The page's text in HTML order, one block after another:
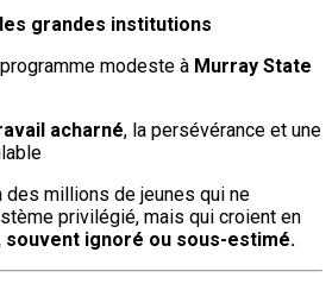
grandes institutions
modeste à Murray State
acharné, la persévérance et une
des millions de jeunes qui ne
privilégié, mais qui croient en
ignoré ou sous-estimé.